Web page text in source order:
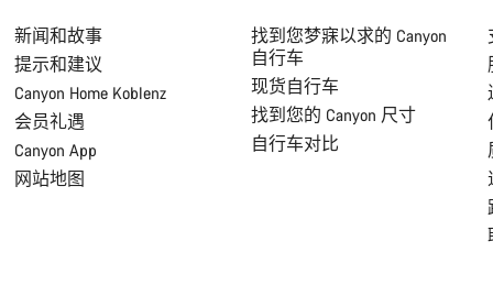
新闻和故事
提示和建议
Canyon Home Koblenz
会员礼遇
Canyon App
网站地图
找到您梦寐以求的 Canyon
自行车
现货自行车
找到您的 Canyon 尺寸
自行车对比